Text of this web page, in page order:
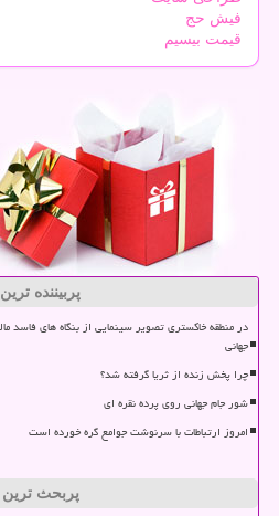
فیش حج
قیمت بیسیم
پربیننده
در منطقه خاکستری تصویر سینمایی از بنگاه های فاسد
جهانی
چرا پخش زنده از ثریا گرفته شد؟
شور جام جهانی روی پرده نقره ای
امروز ارتباطات با سرنوشت جوامع گره خورده است
پربحث ترین